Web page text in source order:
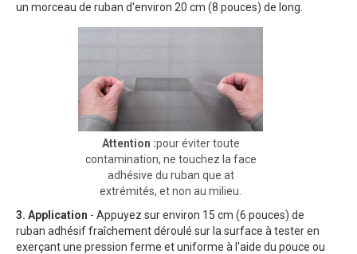
un morceau de ruban d'environ 20 cm (8 pouces) de long.
Attention :pour éviter toute
contamination, ne touchez la face
adhésive du ruban que at
extrémités, et non au milieu.
3. Application - Appuyez sur environ 15 cm (6 pouces) de
ruban adhésif fraîchement déroulé sur la surface à tester en
exerçant une pression ferme et uniforme à l'aide du pouce ou